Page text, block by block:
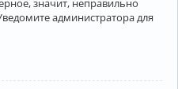
значит, неправильно
администратора для